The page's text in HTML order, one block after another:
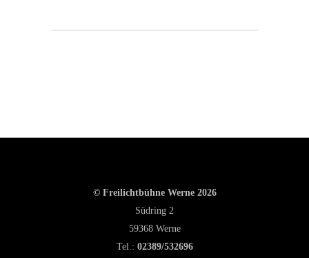
© Freilichtbühne Werne 2026
Südring 2
59368 Werne
Tel.: 02389/532696